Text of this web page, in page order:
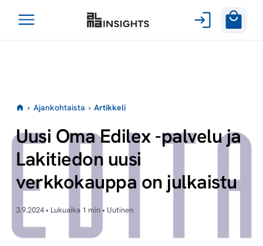
Avaa
› Ajankohtaista › Artikkeli
Uusi Oma Edilex -palvelu ja
Lakitiedon uusi
verkkokauppa on julkaistu
3.9.2024 • Lukuaika 1 min • Uutinen